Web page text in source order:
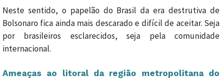
Neste sentido, o papelão do Brasil da era destrutiva de
Bolsonaro fica ainda mais descarado e difícil de aceitar. Seja
por brasileiros esclarecidos, seja pela comunidade
internacional.
Ameaças ao litoral da região metropolitana do